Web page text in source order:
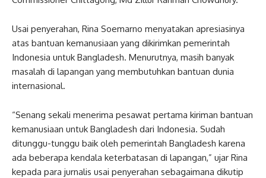
Usai penyerahan, Rina Soemarno menyatakan apresiasinya
atas bantuan kemanusiaan yang dikirimkan pemerintah
Indonesia untuk Bangladesh. Menurutnya, masih banyak
masalah di lapangan yang membutuhkan bantuan dunia
internasional.
“Senang sekali menerima pesawat pertama kiriman bantuan
kemanusiaan untuk Bangladesh dari Indonesia. Sudah
ditunggu-tunggu baik oleh pemerintah Bangladesh karena
ada beberapa kendala keterbatasan di lapangan,” ujar Rina
kepada para jurnalis usai penyerahan sebagaimana dikutip